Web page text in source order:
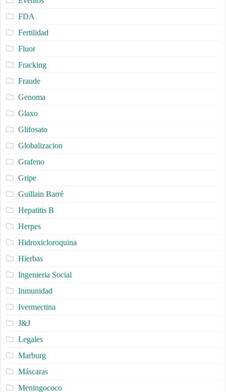
FDA
Fertilidad
Fluor
Fracking
Fraude
Genoma
Glaxo
Glifosato
Globalizacion
Grafeno
Gripe
Guillain Barré
Hepatitis B
Herpes
Hidroxicloroquina
Hierbas
Ingenieria Social
Inmunidad
Ivermectina
J&J
Legales
Marburg
Máscaras
Meningococo